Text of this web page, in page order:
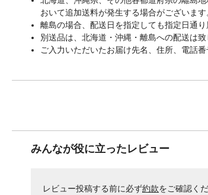
おいて追加送料が発生する場合がございます
離島の場合、配送日を指定しても指定日通り
別送品は、北海道・沖縄・離島への配送は致
ご入力いただいたお届け先名、住所、電話
みんなが役に立ったレビュー
レビュー投稿する前に必ず約款をご確認く